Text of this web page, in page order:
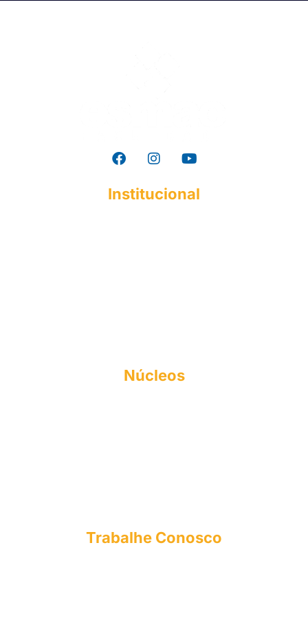
Institucional
Núcleos
Trabalhe Conosco